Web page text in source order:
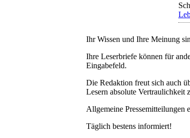
Ihr Wissen und Ihre Meinung
Ihre Leserbriefe können für
Eingabefeld.
Die Redaktion freut sich auch
Lesern absolute Vertraulichkeit
Allgemeine Pressemitteilungen
Täglich bestens informiert!